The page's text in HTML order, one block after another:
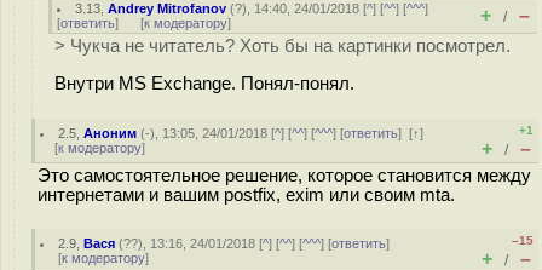
3.13 ,Andrey Mitrofanov (?), 14:40, 24/01/2018 [^] [^^] [^^^]
[ответить] [к модератору] + / –
> Чукча не читатель? Хоть бы на картинки посмотрел.
Внутри MS Exchange. Понял-понял.
2.5 ,Аноним (-), 13:05, 24/01/2018 [^] [^^] [^^^] [ответить][↑]
[к модератору]
+1
+ / –
Это самостоятельное решение, которое становится между
интернетами и вашим postfix, exim или своим mta.
2.9 ,Вася (??), 13:16, 24/01/2018 [^] [^^] [^^^] [ответить]
[к модератору]
–15
+ / –